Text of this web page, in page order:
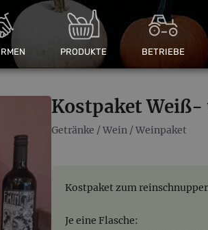
PRODUKTE BETRIEBE
Kostpaket Weiß-
Getränke /Wein /Weinpaket
Kostpaket zum
Je eine Flasche: